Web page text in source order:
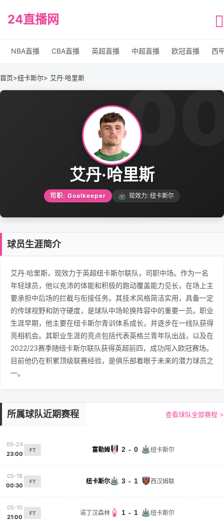
24直播网
NBA直播 CBA直播 英超直播 中超直播 欧冠直播 西
首页>纽卡斯尔> 艾丹·哈里斯
艾丹·哈里斯
司职: Goalkeeper 现效力: 纽卡斯尔
球员生涯简介
艾丹·哈里斯，现效力于英超纽卡斯尔联队，司职中场。作为一名
年轻球员，他以充沛的体能和积极的跑动覆盖能力见长，在场上主
要承担中后场的拦截与衔接任务。其技术风格简洁实用，具备一定
的传球视野和防守硬度，是球队中场轮换阵容中的重要一员。职业
生涯早期，他主要在纽卡斯尔青训体系成长，并逐步在一线队获得
亮相机会。其职业生涯的亮点包括代表英格兰青年队出战，以及在
2022/23赛季随纽卡斯尔联队获得英超前四，成功闯入欧冠赛场。
目前他仍在积累顶级联赛经验，是俱乐部着眼于未来的潜力球员之
一。
所属球队近期赛程 查看球队全部赛程 >
05-24
23:00
FT 富勒姆 2 - 0 纽卡斯尔
05-18
00:30
FT 纽卡斯尔 3 - 1 西汉姆联
05-10
21:00
FT 诺丁汉森林 1 - 1 纽卡斯尔